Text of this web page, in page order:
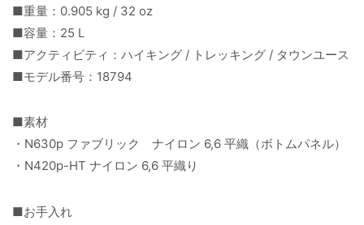
■重量：0.905 kg / 32 oz
■容量：25 L
■アクティビティ：ハイキング / トレッキング / タウンユース
■モデル番号：18794
■素材
・N630p ファブリック ナイロン 6,6 平織（ボトムパネル）
・N420p-HT ナイロン 6,6 平織り
■お手入れ